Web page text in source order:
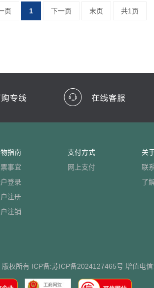
页 1 下一页 末页 共1页
指南
事宜
登录
注册
注销
支付方式
网上支付
关
联
了
版权所有 ICP备:苏ICP备2024127465号 增值电信